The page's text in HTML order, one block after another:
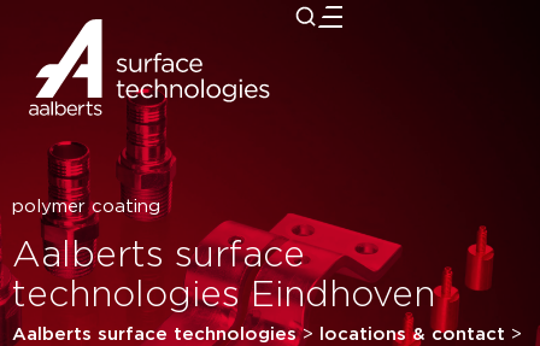
polymer coating
Aalberts surface
technologies Eindhoven
Aalberts surface technologies> locations & contact >